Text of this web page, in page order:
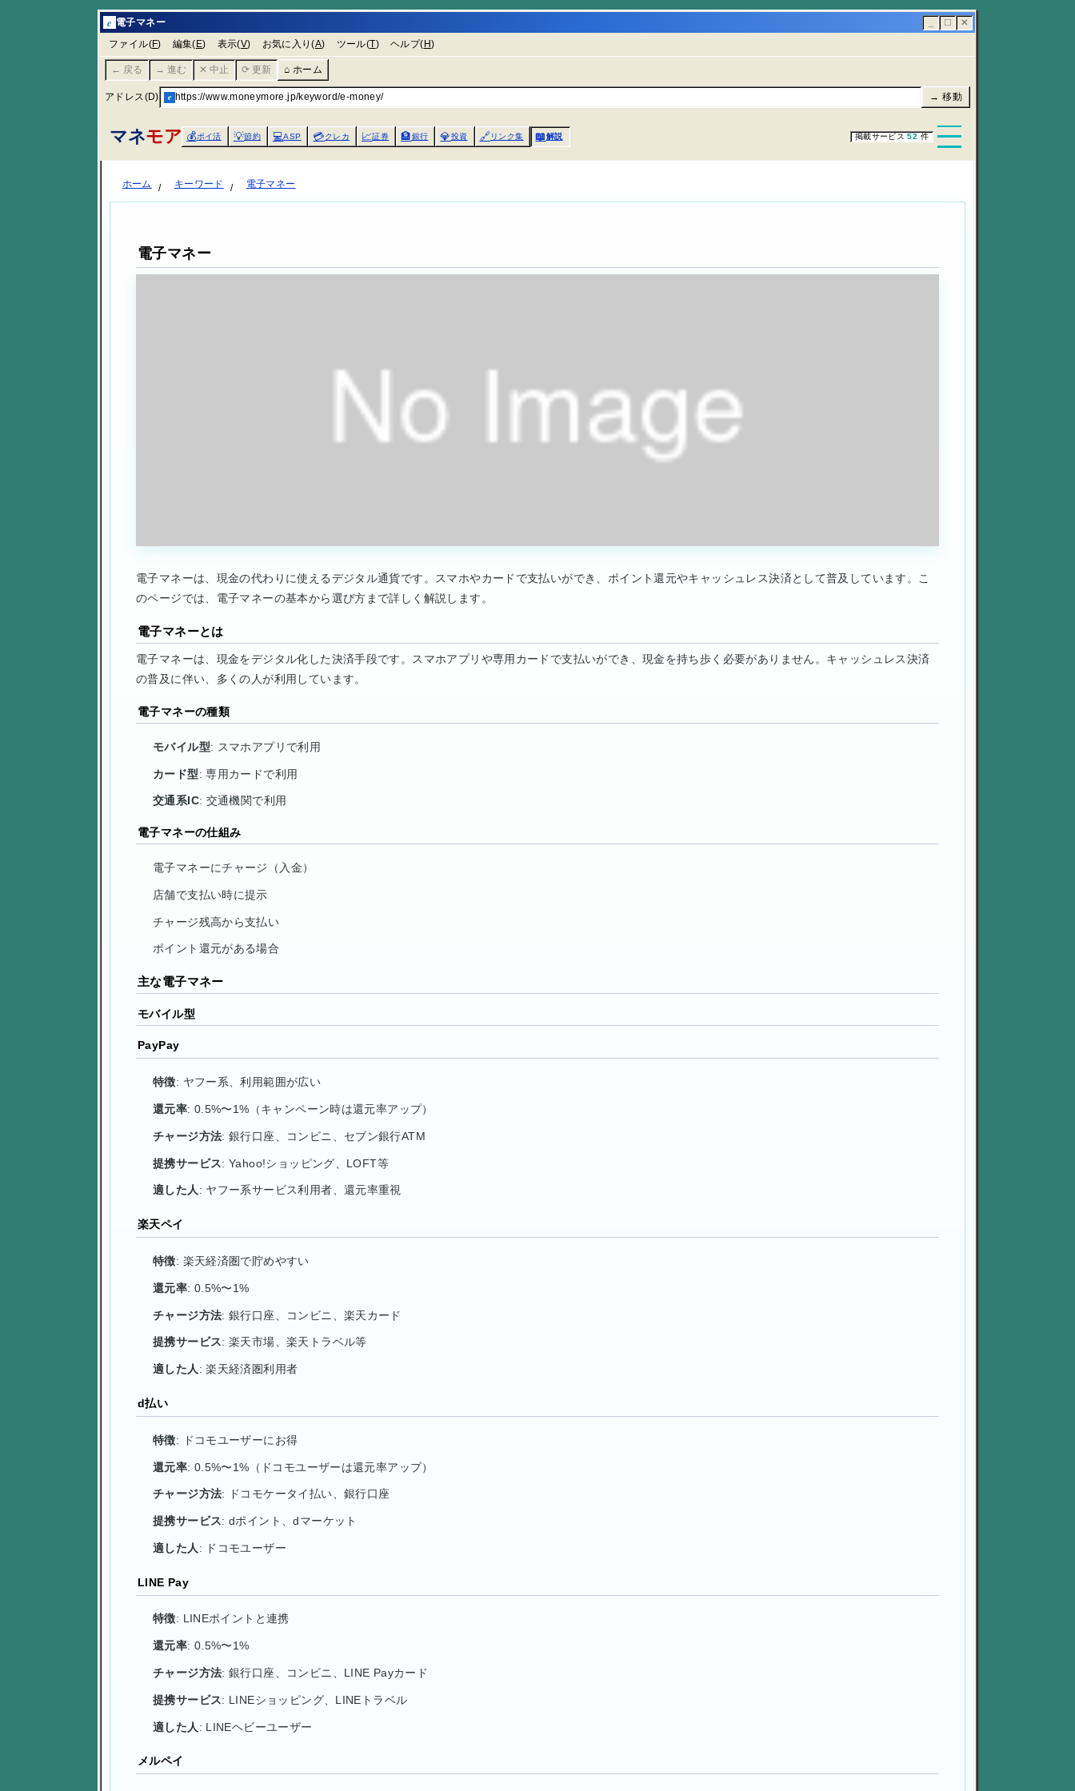
e 電子マネー ☐ ✕
ファイル(F) 編集( E) 表示(V) お気に入り(A) ツール(T) ヘルプ( H)
← 戻る → 進む ✕ 中止 ⟳ 更新 ⌂ ホーム
アドレス(D) e https://www.moneymore.jp/keyword/e-money/ → 移動
マネモア 💰ポイ活 💡節約 💻ASP 💳クレカ 📈証券 🏦銀行 💎投資 🔗リンク集 📖解説 掲載サービス52 件
ホーム キーワード 電子マネー
電子マネー
電子マネーは、現金の代わりに使えるデジタル通貨です。スマホやカードで支払いができ、ポイント還元やキャッシュレス決済として普及しています。こ
のページでは、電子マネーの基本から選び方まで詳しく解説します。
電子マネーとは
電子マネーは、現金をデジタル化した決済手段です。スマホアプリや専用カードで支払いができ、現金を持ち歩く必要がありません。キャッシュレス決済
の普及に伴い、多くの人が利用しています。
電子マネーの種類
モバイル型: スマホアプリで利用
カード型: 専用カードで利用
交通系IC: 交通機関で利用
電子マネーの仕組み
電子マネーにチャージ（入金）
店舗で支払い時に提示
チャージ残高から支払い
ポイント還元がある場合
主な電子マネー
モバイル型
PayPay
特徴: ヤフー系、利用範囲が広い
還元率: 0.5%〜1%（キャンペーン時は還元率アップ）
チャージ方法: 銀行口座、コンビニ、セブン銀行ATM
提携サービス: Yahoo!ショッピング、LOFT等
適した人: ヤフー系サービス利用者、還元率重視
楽天ペイ
特徴: 楽天経済圏で貯めやすい
還元率: 0.5%〜1%
チャージ方法: 銀行口座、コンビニ、楽天カード
提携サービス: 楽天市場、楽天トラベル等
適した人 : 楽天経済圏利用者
d払い
特徴: ドコモユーザーにお得
還元率: 0.5%〜1%（ドコモユーザーは還元率アップ）
チャージ方法: ドコモケータイ払い、銀行口座
提携サービス: dポイント、dマーケット
適した人 : ドコモユーザー
LINE Pay
特徴: LINEポイントと連携
還元率: 0.5%〜1%
チャージ方法: 銀行口座、コンビニ、LINE Payカード
提携サービス: LINEショッピング、LINEトラベル
適した人 : LINEヘビーユーザー
メルペイ